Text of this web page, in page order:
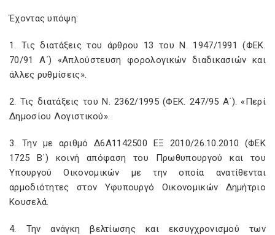
Έχοντας υπόψη:
1. Τις διατάξεις του άρθρου 13 του Ν. 1947/1991 (ΦΕΚ.
70/91 Α΄) «Απλούστευση φορολογικών διαδικασιών και
άλλες ρυθμίσεις».
2. Τις διατάξεις του Ν. 2362/1995 (ΦΕΚ. 247/95 Α΄). «Περί
Δημοσίου Λογιστικού».
3. Την με αριθμό Δ6Α1142500 ΕΞ 2010/26.10.2010 (ΦΕΚ
1725 Β΄) κοινή απόφαση του Πρωθυπουργού και του
Υπουργού Οικονομικών με την οποία ανατίθενται
αρμοδιότητες στον Υφυπουργό Οικονομικών Δημήτριο
Κουσελά.
4. Την ανάγκη βελτίωσης και εκσυγχρονισμού των